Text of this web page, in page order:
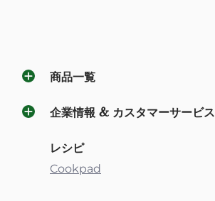
商品一覧
企業情報 & カスタマーサービス
レシピ
Cookpad